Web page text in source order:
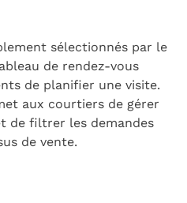
sélectionnés par le
de rendez-vous
de planifier une visite.
aux courtiers de gérer
de filtrer les demandes
de vente.